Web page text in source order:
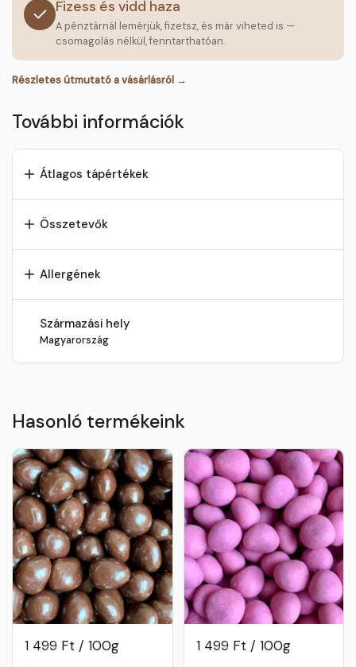
Fizess és vidd haza
A pénztárnál lemérjük, fizetsz, és már viheted is —
csomagolás nélkül, fenntarthatóan.
Részletes útmutató a vásárlásról →
További információk
Átlagos tápértékek
Összetevők
Allergének
Származási hely
Magyarország
Hasonló termékeink
1 499 Ft / 100g
1 499 Ft / 100g